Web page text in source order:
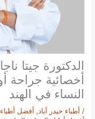
الدكتورة جيتا
أخصائية جراحة
النساء في الهند
/ أطباء حيدر آباد, أفضل أطباء